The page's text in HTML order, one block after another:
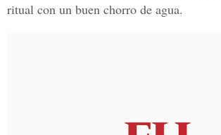
ritual con un buen chorro de agua.